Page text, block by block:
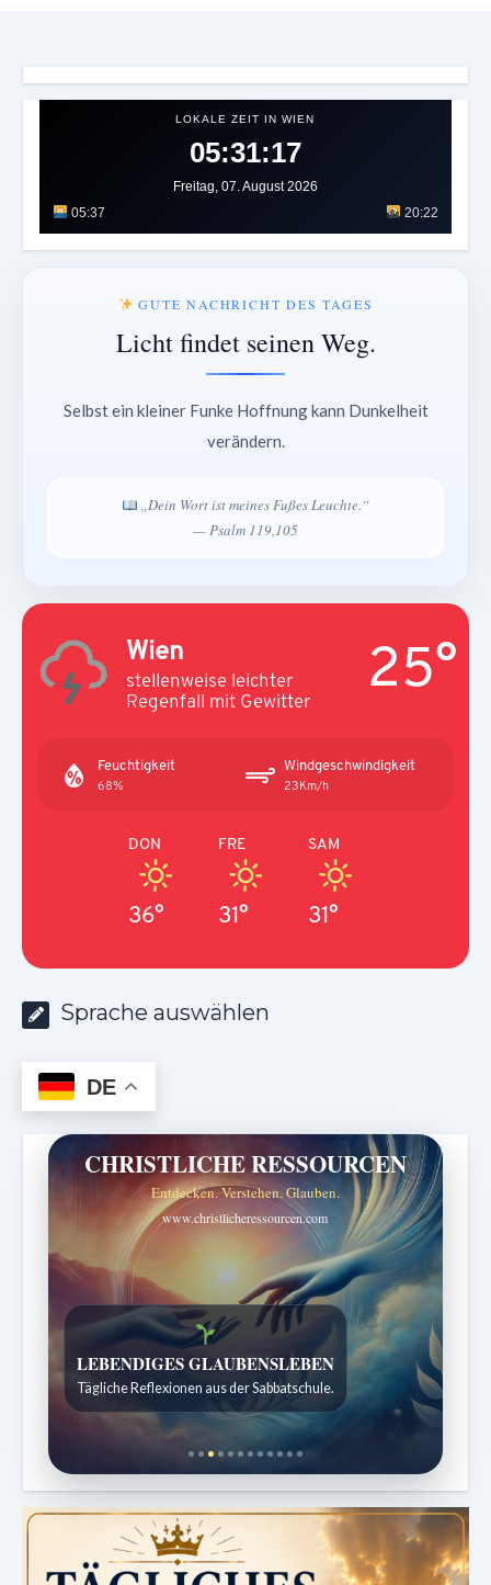
LOKALE ZEIT IN WIEN
05:31:21
Freitag, 07. August 2026
05:37
20:22
GUTE NACHRICHT DES TAGES
Licht findet seinen Weg.
Selbst ein kleiner Funke Hoffnung kann Dunkelheit
verändern.
„Dein Wort ist meines Fußes Leuchte.“
— Psalm 119,105
Wien
stellenweise leichter
Regenfall mit Gewitter
25°
Feuchtigkeit
68%
Windgeschwindigkeit
23Km/h
DON
36°
FRE
31°
SAM
31°
Sprache auswählen
DE
CHRISTLICHE RESSOURCEN
Entdecken. Verstehen. Glauben.
www.christlicheressourcen.com
Bibelgeschichten zum Staunen
Kindergeschichten für 7 bis 12 Jahre.